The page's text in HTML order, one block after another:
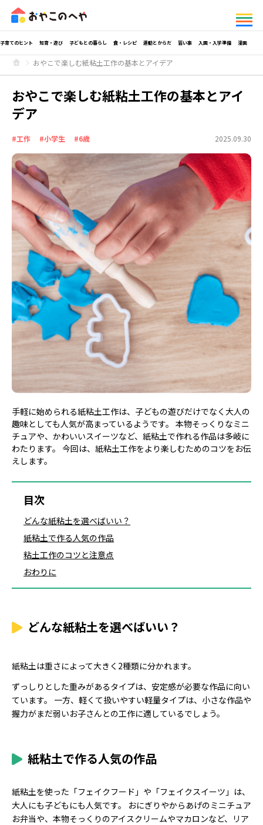
子育てのヒント 知育・遊び 子どもとの暮らし 食・レシピ 運動とからだ 習い事 入園・入学準備 漫画
おやこで楽しむ紙粘土工作の基本とアイデア
おやこで楽しむ紙粘土工作の基本とアイ
デア
#工作 #小学生 #6歳 2025.09.30
手軽に始められる紙粘土工作は、子どもの遊びだけでなく大人の
趣味としても人気が高まっているようです。 本物そっくりなミニ
チュアや、かわいいスイーツなど、紙粘土で作れる作品は多岐に
わたります。 今回は、紙粘土工作をより楽しむためのコツをお伝
えします。
目次
どんな紙粘土を選べばいい？
紙粘土で作る人気の作品
粘土工作のコツと注意点
おわりに
どんな紙粘土を選べばいい？
紙粘土は重さによって大きく2種類に分かれます。
ずっしりとした重みがあるタイプは、安定感が必要な作品に向い
ています。 一方、軽くて扱いやすい軽量タイプは、小さな作品や
握力がまだ弱いお子さんとの工作に適しているでしょう。
紙粘土で作る人気の作品
紙粘土を使った「フェイクフード」や「フェイクスイーツ」は、
大人にも子どもにも人気です。 おにぎりやからあげのミニチュア
お弁当や、本物そっくりのアイスクリームやマカロンなど、リア